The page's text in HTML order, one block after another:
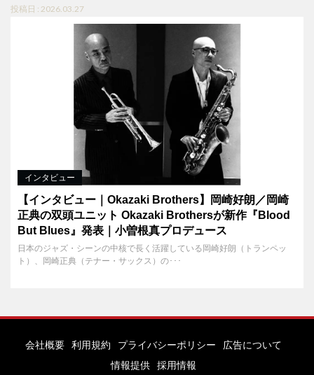
投稿日 : 2026.03.27
インタビュー
【インタビュー｜Okazaki Brothers】岡崎好朗／岡崎
正典の双頭ユニット Okazaki Brothersが新作『Blood
But Blues』発表｜小曽根真プロデュース
日本のジャズ・シーンの中核で長く活躍している岡崎好朗（トランペッ
ト）、岡崎正典（テナー・サックス）の･･･
会社概要 利用規約 プライバシーポリシー
広告について
情報提供
採用情報